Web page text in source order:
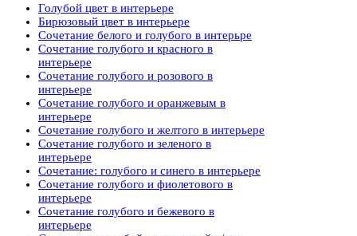
Голубой цвет в интерьере
Бирюзовый цвет в интерьере
Сочетание белого и голубого в интерьре
Сочетание голубого и красного в
интерьере
Сочетание голубого и розового в
интерьере
Сочетание голубого и оранжевым в
интерьере
Сочетание голубого и желтого в интерьере
Сочетание голубого и зеленого в
интерьере
Сочетание: голубого и синего в интерьере
Сочетание голубого и фиолетового в
интерьере
Сочетание голубого и бежевого в
интерьере